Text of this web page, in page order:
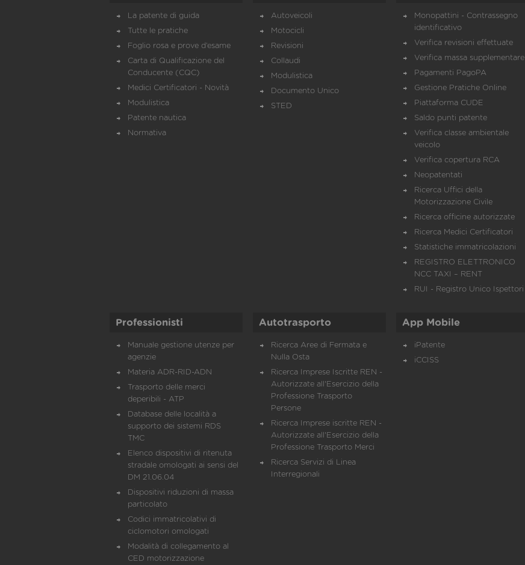
La patente di guida
Tutte le pratiche
Foglio rosa e prove d’esame
Carta di Qualificazione del
Conducente (CQC)
Medici Certificatori - Novità
Modulistica
Patente nautica
Normativa
Autoveicoli
Motocicli
Revisioni
Collaudi
Modulistica
Documento Unico
STED
Monopattini - Contrassegno
identificativo
Verifica revisioni effettuate
Verifica massa supplementare
Pagamenti PagoPA
Gestione Pratiche Online
Piattaforma CUDE
Saldo punti patente
Verifica classe ambientale
veicolo
Verifica copertura RCA
Neopatentati
Ricerca Uffici della
Motorizzazione Civile
Ricerca officine autorizzate
Ricerca Medici Certificatori
Statistiche immatricolazioni
REGISTRO ELETTRONICO
NCC TAXI – RENT
RUI - Registro Unico Ispettori
Professionisti
Manuale gestione utenze per
agenzie
Materia ADR-RID-ADN
Trasporto delle merci
deperibili - ATP
Database delle località a
supporto dei sistemi RDS
TMC
Elenco dispositivi di ritenuta
stradale omologati ai sensi del
DM 21.06.04
Dispositivi riduzioni di massa
particolato
Codici immatricolativi di
ciclomotori omologati
Modalità di collegamento al
CED motorizzazione
Autotrasporto
Ricerca Aree di Fermata e
Nulla Osta
Ricerca Imprese Iscritte REN -
Autorizzate all'Esercizio della
Professione Trasporto
Persone
Ricerca Imprese iscritte REN -
Autorizzate all'Esercizio della
Professione Trasporto Merci
Ricerca Servizi di Linea
Interregionali
App Mobile
iPatente
iCCISS